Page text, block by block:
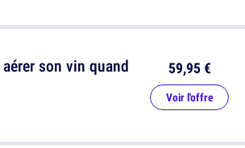
son vin quand
59,95 €
Voir l'offre